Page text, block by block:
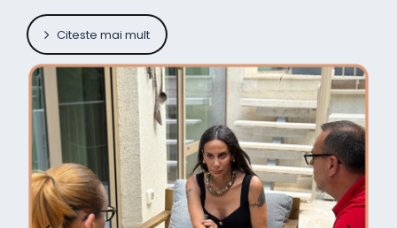
Citeste mai mult